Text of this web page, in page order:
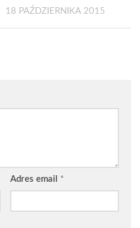
18 PAŹDZIERNIKA 2015
Adres email *